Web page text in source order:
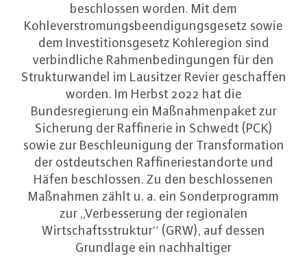
beschlossen worden. Mit dem
Kohleverstromungsbeendigungsgesetz sowie
dem Investitionsgesetz Kohleregion sind
verbindliche Rahmenbedingungen für den
Strukturwandel im Lausitzer Revier geschaffen
worden. Im Herbst 2022 hat die
Bundesregierung ein Maßnahmenpaket zur
Sicherung der Raffinerie in Schwedt (PCK)
sowie zur Beschleunigung der Transformation
der ostdeutschen Raffineriestandorte und
Häfen beschlossen. Zu den beschlossenen
Maßnahmen zählt u. a. ein Sonderprogramm
zur „Verbesserung der regionalen
Wirtschaftsstruktur“ (GRW), auf dessen
Grundlage ein nachhaltiger